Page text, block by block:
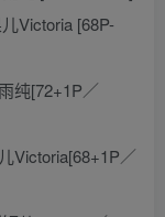
Victoria [68P-
纯[72+1P／
Victoria[68+1P／